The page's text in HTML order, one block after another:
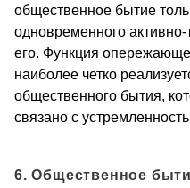
общественное бытие
одновременного
его. Функция
наиболее четко
общественного бытия,
связано с
6. Общественное